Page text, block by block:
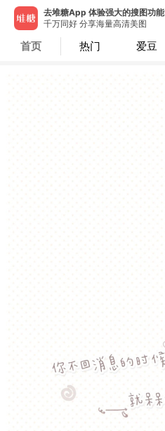
去堆糖App 体验强大的搜图功能
千万同好 分享海量高清美图
首页 热门 爱豆